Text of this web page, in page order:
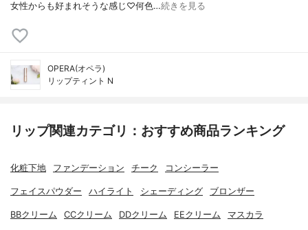
女性からも好まれそうな感じ♡何色…続きを見る
OPERA(オペラ)
リップティント N
リップ関連カテゴリ：おすすめ商品ランキング
化粧下地 ファンデーション チーク コンシーラー
フェイスパウダー ハイライト シェーディング ブロンザー
BBクリーム CCクリーム DDクリーム EEクリーム マスカラ